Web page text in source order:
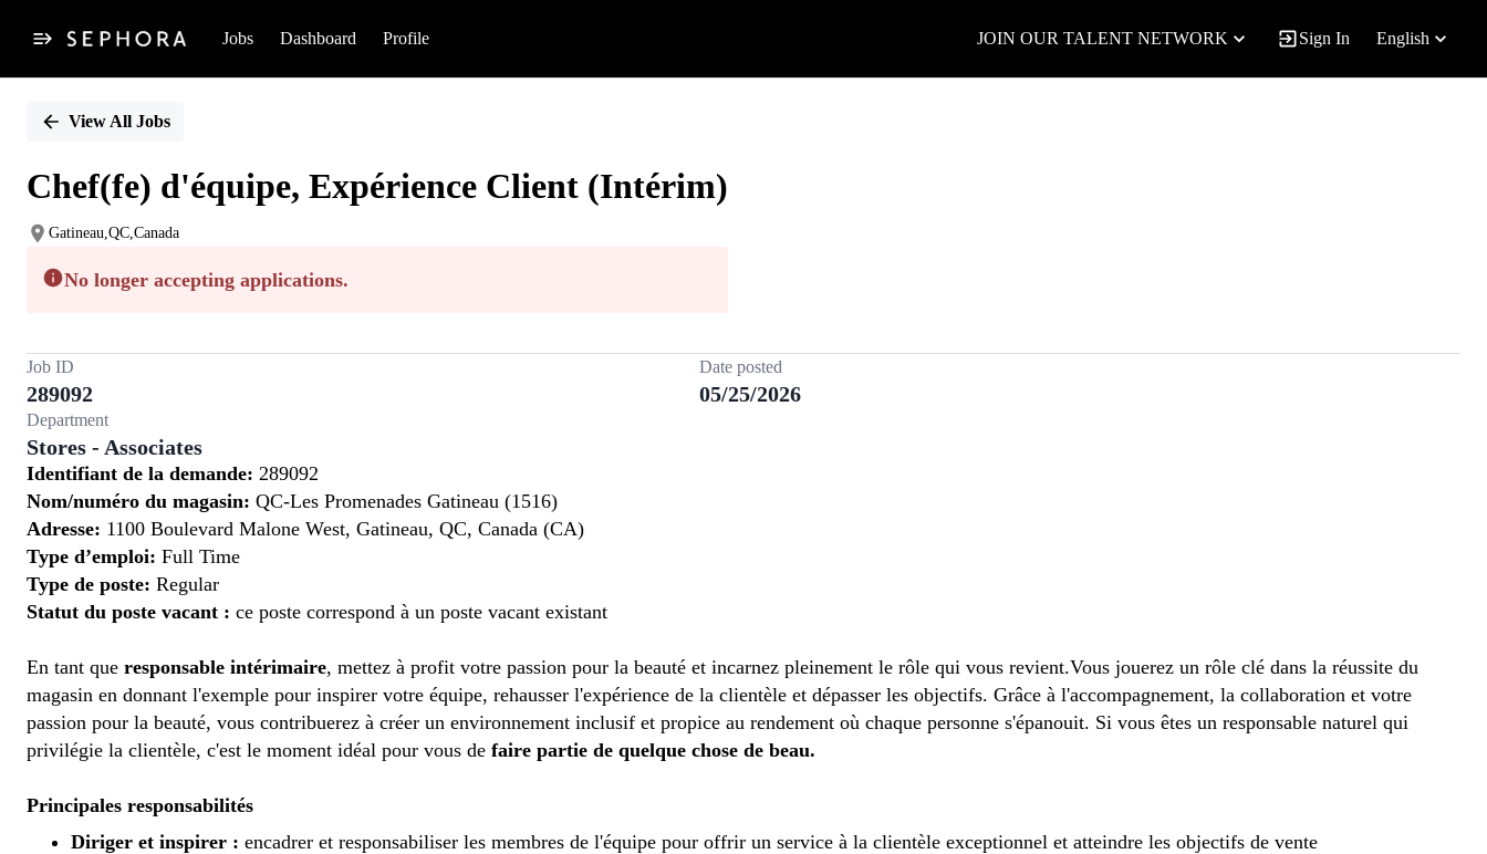
Jobs Dashboard Profile JOIN OUR TALENT NETWORK Sign In English
PositionView All Jobs
Chef(fe) d'équipe, Expérience Client (Intérim)
Gatineau,QC,Canada
No longer accepting applications.
Job ID
289092
Date posted
05/25/2026
Department
Stores - Associates
Identifiant de la demande: 289092
Nom/numéro du magasin: QC-Les Promenades Gatineau (1516)
Adresse: 1100 Boulevard Malone West, Gatineau, QC, Canada (CA)
Type d’emploi: Full Time
Type de poste: Regular
Statut du poste vacant : ce poste correspond à un poste vacant existant
En tant que responsable intérimaire, mettez à profit votre passion pour la beauté et incarnez pleinement le rôle qui vous revient.Vous jouerez un rôle clé dans la réussite du
magasin en donnant l'exemple pour inspirer votre équipe, rehausser l'expérience de la clientèle et dépasser les objectifs. Grâce à l'accompagnement, la collaboration et votre
passion pour la beauté, vous contribuerez à créer un environnement inclusif et propice au rendement où chaque personne s'épanouit. Si vous êtes un responsable naturel qui
privilégie la clientèle, c'est le moment idéal pour vous de faire partie de quelque chose de beau.
Principales responsabilités
Diriger et inspirer : encadrer et responsabiliser les membres de l'équipe pour offrir un service à la clientèle exceptionnel et atteindre les objectifs de vente